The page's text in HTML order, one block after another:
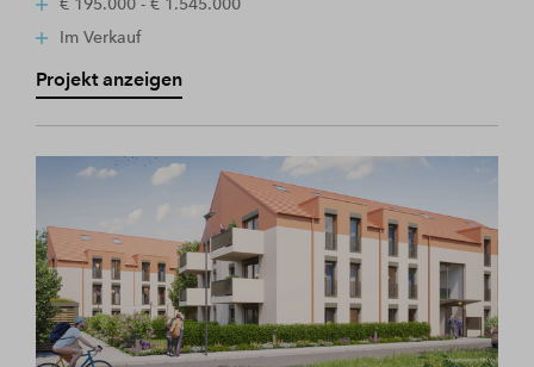
Im Verkauf
Projekt anzeigen